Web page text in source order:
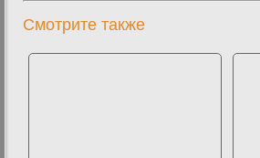
Смотрите также